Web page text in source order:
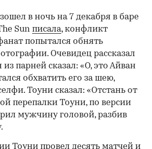
/ 00:00
в ночь на 7 декабря в баре
Sun писала, конфликт
попытался обнять
Очевидец рассказал
парней сказал: «О, это Айван
обхватить его за шею,
Тоуни сказал: «Отстань от
перепалки Тоуни, по версии
мужчину головой, разбив
Тоуни провел десять матчей и